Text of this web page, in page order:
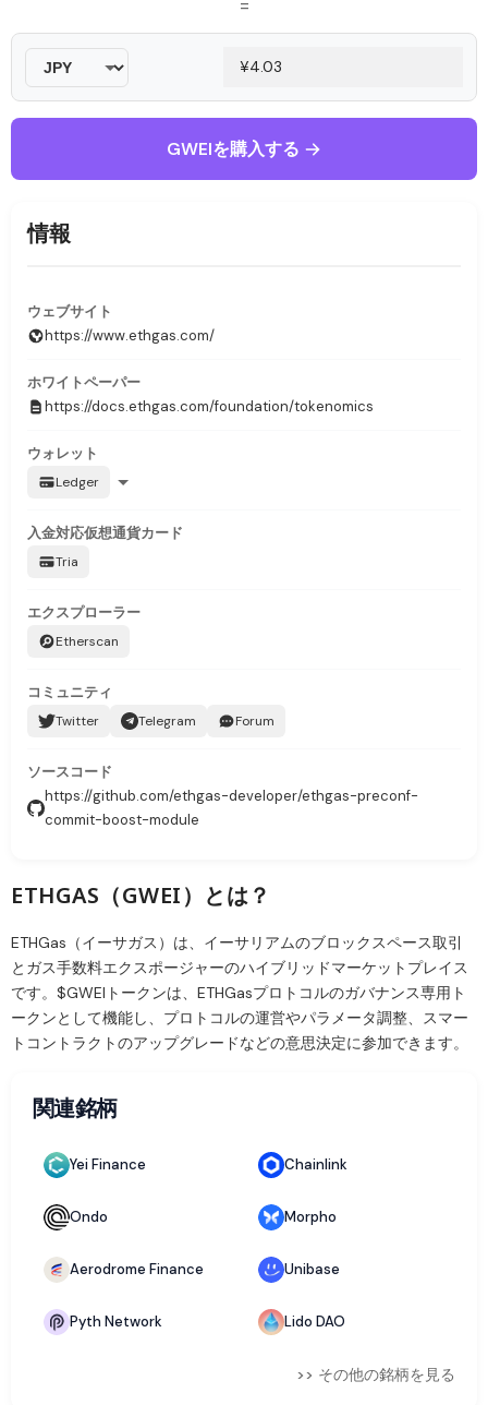
=
GWEIを購入する
情報
ウェブサイト
https://www.ethgas.com/
ホワイトペーパー
https://docs.ethgas.com/foundation/tokenomics
ウォレット
Ledger
入金対応仮想通貨カード
Tria
エクスプローラー
Etherscan
コミュニティ
Twitter Telegram Forum
ソースコード
https://github.com/ethgas-developer/ethgas-preconf-
commit-boost-module
ETHGAS（GWEI）とは？
ETHGas（イーサガス）は、イーサリアムのブロックスペース取引
とガス手数料エクスポージャーのハイブリッドマーケットプレイス
です。$GWEIトークンは、ETHGasプロトコルのガバナンス専用ト
ークンとして機能し、プロトコルの運営やパラメータ調整、スマー
トコントラクトのアップグレードなどの意思決定に参加できます。
関連銘柄
Yei Finance Chainlink
Ondo Morpho
Aerodrome Finance Unibase
Pyth Network Lido DAO
>> その他の銘柄を見る